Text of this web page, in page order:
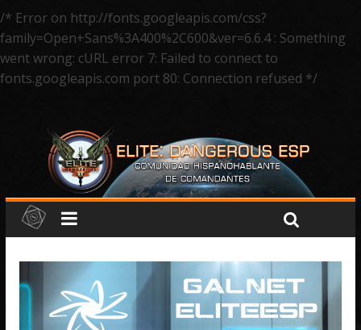
/* Error on http://fonts.googleapis.com/css?
family=Open+Sans%3A400%2C600&ver=6.6.4 : Something
went wrong: cURL error 7: Failed to connect to
fonts.googleapis.com port 80: Connection refused */